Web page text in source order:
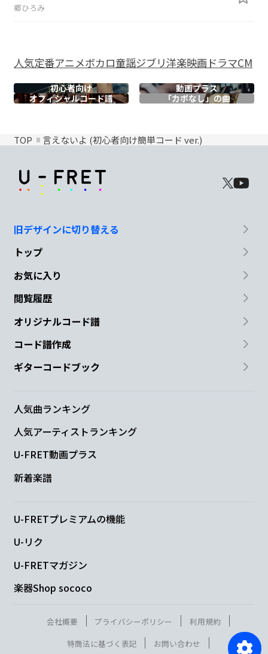
郷ひろみ
人気定番アニメボカロ童謡ジブリ洋楽映画ドラマCM
初心者向け
動画プラス
オフィシャルコード譜 「カポなし」の曲
TOP 言えないよ (初心者向け簡単コード ver.)
旧デザインに切り替える
トップ
お気に入り
閲覧履歴
オリジナルコード譜
コード譜作成
ギターコードブック
人気曲ランキング
人気アーティストランキング
U-FRET動画プラス
新着楽譜
U-FRETプレミアムの機能
U-リク
U-FRETマガジン
楽器Shop sococo
会社概要 プライバシーポリシー
利用規約
特商法に基づく表記
お問い合わせ